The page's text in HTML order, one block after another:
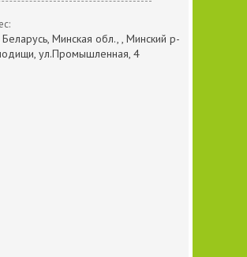
Минская обл., , Минский р-
ул.Промышленная, 4